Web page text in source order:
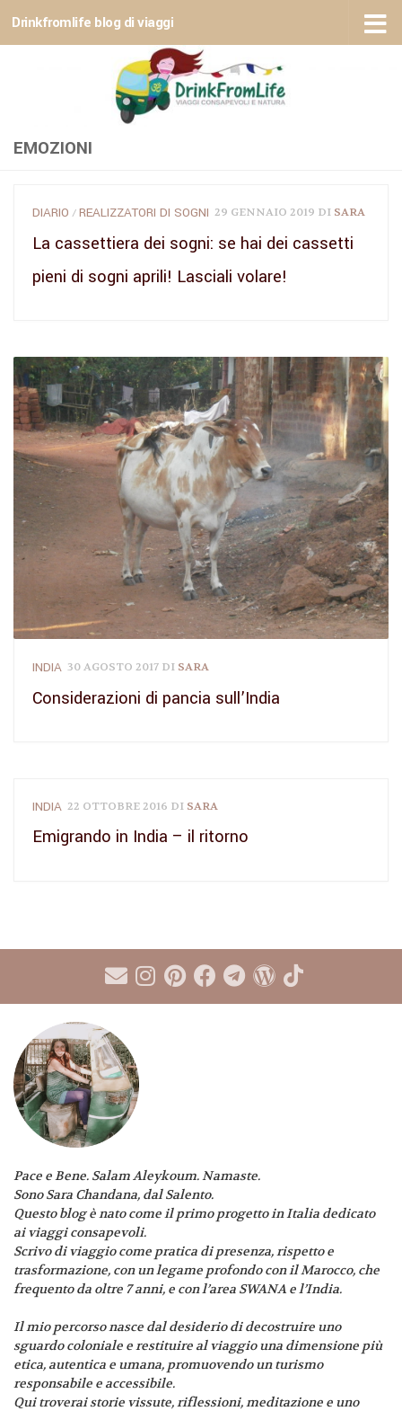
Sotto il contenuto
Drinkfromlife blog di viaggi
EMOZIONI
DIARIO /REALIZZATORI DI SOGNI 29 GENNAIO 2019 DI SARA
La cassettiera dei sogni: se hai dei cassetti
pieni di sogni aprili! Lasciali volare!
INDIA 30 AGOSTO 2017 DI SARA
Considerazioni di pancia sull’India
INDIA 22 OTTOBRE 2016 DI SARA
Emigrando in India – il ritorno
Pace e Bene. Salam Aleykoum. Namaste.
Sono Sara Chandana, dal Salento.
Questo blog è nato come il primo progetto in Italia dedicato
ai viaggi consapevoli.
Scrivo di viaggio come pratica di presenza, rispetto e
trasformazione, con un legame profondo con il Marocco, che
frequento da oltre 7 anni, e con l’area SWANA e l’India.
Il mio percorso nasce dal desiderio di decostruire uno
sguardo coloniale e restituire al viaggio una dimensione più
etica, autentica e umana, promuovendo un turismo
responsabile e accessibile.
Qui troverai storie vissute, riflessioni, meditazione e uno